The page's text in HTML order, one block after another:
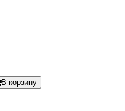
В корзину